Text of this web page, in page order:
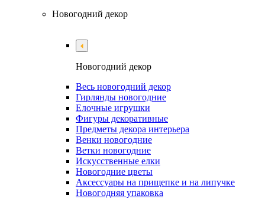
Новогодний декор
Новогодний декор
Весь новогодний декор
Гирлянды новогодние
Елочные игрушки
Фигуры декоративные
Предметы декора интерьера
Венки новогодние
Ветки новогодние
Искусственные елки
Новогодние цветы
Аксессуары на прищепке и на липучке
Новогодняя упаковка